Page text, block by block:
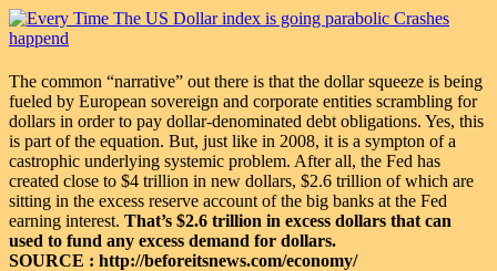
The common “narrative” out there is that the dollar squeeze is being
fueled by European sovereign and corporate entities scrambling for
dollars in order to pay dollar-denominated debt obligations. Yes, this
is part of the equation. But, just like in 2008, it is a sympton of a
castrophic underlying systemic problem. After all, the Fed has
created close to $4 trillion in new dollars, $2.6 trillion of which are
sitting in the excess reserve account of the big banks at the Fed
earning interest. That’s $2.6 trillion in excess dollars that can
used to fund any excess demand for dollars.
SOURCE : http://beforeitsnews.com/economy/